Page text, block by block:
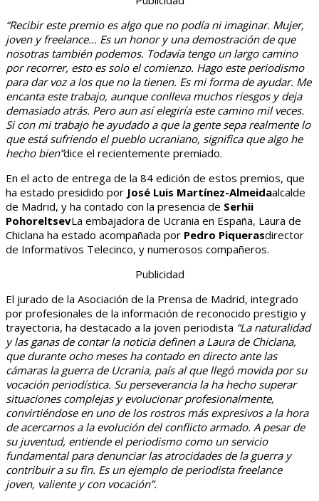
“Recibir este premio es algo que no podía ni imaginar. Mujer,
joven y freelance… Es un honor y una demostración de que
nosotras también podemos. Todavía tengo un largo camino
por recorrer, esto es solo el comienzo. Hago este periodismo
para dar voz a los que no la tienen. Es mi forma de ayudar. Me
encanta este trabajo, aunque conlleva muchos riesgos y deja
demasiado atrás. Pero aun así elegiría este camino mil veces.
Si con mi trabajo he ayudado a que la gente sepa realmente lo
que está sufriendo el pueblo ucraniano, significa que algo he
hecho bien”dice el recientemente premiado.
En el acto de entrega de la 84 edición de estos premios, que
ha estado presidido por José Luis Martínez-Almeidaalcalde
de Madrid, y ha contado con la presencia de Serhii
PohoreltsevLa embajadora de Ucrania en España, Laura de
Chiclana ha estado acompañada por Pedro Piquerasdirector
de Informativos Telecinco, y numerosos compañeros.
Publicidad
El jurado de la Asociación de la Prensa de Madrid, integrado
por profesionales de la información de reconocido prestigio y
trayectoria, ha destacado a la joven periodista “La naturalidad
y las ganas de contar la noticia definen a Laura de Chiclana,
que durante ocho meses ha contado en directo ante las
cámaras la guerra de Ucrania, país al que llegó movida por su
vocación periodística. Su perseverancia la ha hecho superar
situaciones complejas y evolucionar profesionalmente,
convirtiéndose en uno de los rostros más expresivos a la hora
de acercarnos a la evolución del conflicto armado. A pesar de
su juventud, entiende el periodismo como un servicio
fundamental para denunciar las atrocidades de la guerra y
contribuir a su fin. Es un ejemplo de periodista freelance
joven, valiente y con vocación”.